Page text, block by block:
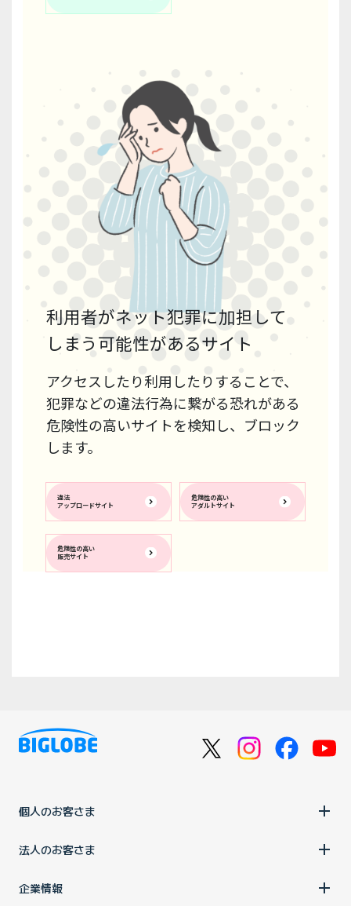
利用者がネット犯罪に加担して
しまう可能性があるサイト
アクセスしたり利用したりすることで、
犯罪などの違法行為に繋がる恐れがある
危険性の高いサイトを検知し、ブロック
します。
違法
アップロードサイト
危険性の高い
アダルトサイト
危険性の高い
販売サイト
個人のお客さま
法人のお客さま
企業情報